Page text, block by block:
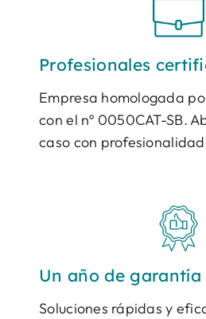
Profesionales
Empresa homologada
con el nº 0050CAT-SB.
caso con
Un año de garantía
Soluciones rápidas y